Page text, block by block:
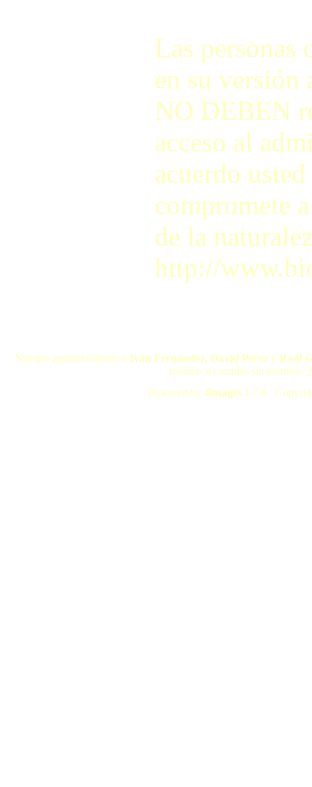
Las personas
en su versión
NO DEBEN
acceso al
acuerdo
compromete
de la
http://
Nuestro agradecimiento a Iván Fernández, David Pérez y Raúl
pueden ser usadas sin permiso.
Powered by 4images 1.7.6